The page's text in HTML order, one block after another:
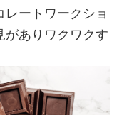
ートワークショ
がありワクワクす